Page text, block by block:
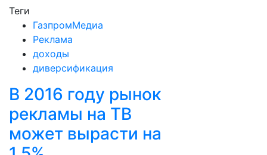
Теги
ГазпромМедиа
Реклама
доходы
диверсификация
В 2016 году рынок
рекламы на ТВ
может вырасти на